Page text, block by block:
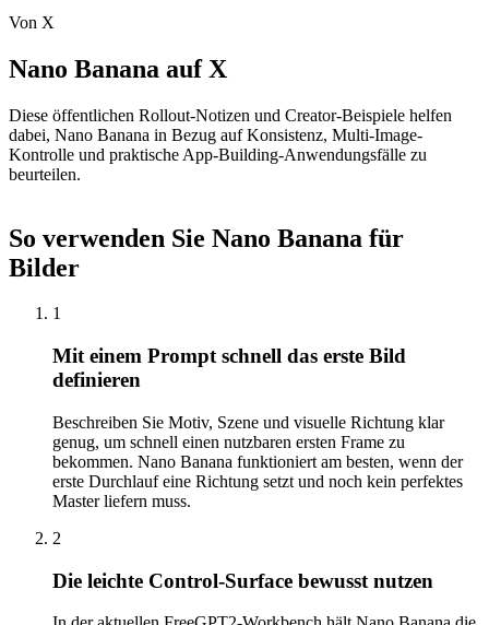
Von X
Nano Banana auf X
Diese öffentlichen Rollout-Notizen und Creator-Beispiele helfen
dabei, Nano Banana in Bezug auf Konsistenz, Multi-Image-
Kontrolle und praktische App-Building-Anwendungsfälle zu
beurteilen.
So verwenden Sie Nano Banana für
Bilder
1
Mit einem Prompt schnell das erste Bild
definieren
Beschreiben Sie Motiv, Szene und visuelle Richtung klar
genug, um schnell einen nutzbaren ersten Frame zu
bekommen. Nano Banana funktioniert am besten, wenn der
erste Durchlauf eine Richtung setzt und noch kein perfektes
Master liefern muss.
2
Die leichte Control-Surface bewusst nutzen